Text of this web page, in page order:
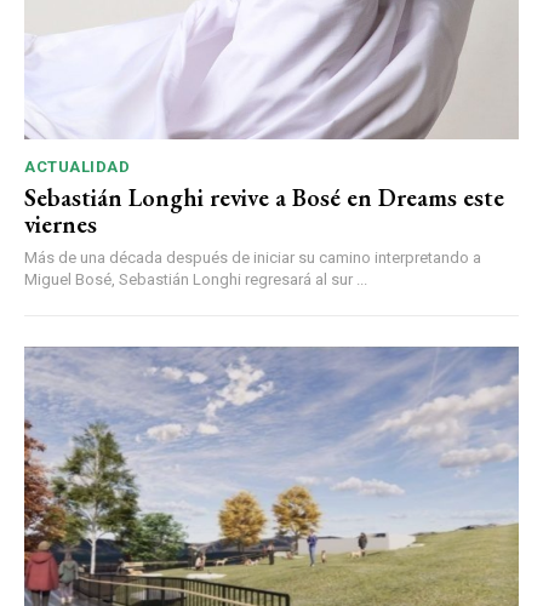
ACTUALIDAD
Sebastián Longhi revive a Bosé en Dreams este
viernes
Más de una década después de iniciar su camino interpretando a
Miguel Bosé, Sebastián Longhi regresará al sur ...